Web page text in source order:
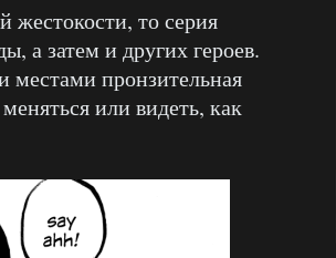
жестокости, то серия
а затем и других героев.
местами пронзительная
или видеть, как